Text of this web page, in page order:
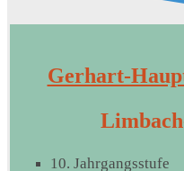
Gerhart-
10. Jahrgangsstufe